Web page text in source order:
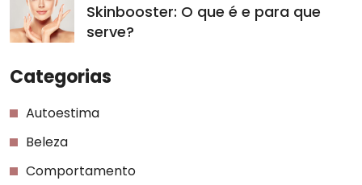
Skinbooster: O que é e para que
serve?
Categorias
Autoestima
Beleza
Comportamento